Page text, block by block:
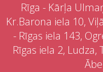
Rīga - Kārļa
Kr.Barona iela 10,
- Rīgas iela 143,
Rīgas iela 2, Ludza,